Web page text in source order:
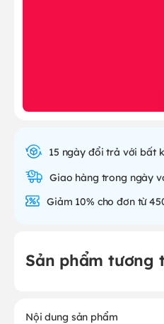
15 ngày đổi trả với bất
Giao hàng trong ngày
Giảm 10% cho đơn từ
Sản phẩm tương
Nội dung sản phẩm